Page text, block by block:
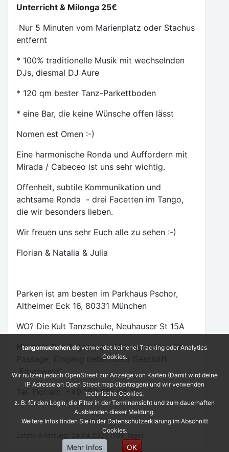
Unterricht & Milonga 25€
Nur 5 Minuten vom Marienplatz oder Stachus
entfernt
* 100% traditionelle Musik mit wechselnden
DJs, diesmal DJ Aure
* 120 qm bester Tanz-Parkettboden
* eine Bar, die keine Wünsche offen lässt
Nomen est Omen :-)
Eine harmonische Ronda und Auffordern mit
Mirada / Cabeceo ist uns sehr wichtig.
Offenheit, subtile Kommunikation und
achtsame Ronda - drei Facetten im Tango,
die wir besonders lieben.
Wir freuen uns sehr Euch alle zu sehen :-)
Florian & Natalia & Julia
Parken ist am besten im Parkhaus Pschor,
Altheimer Eck 16, 80331 München
WO? Die Kult Tanzschule, Neuhauser St 15A
HinweisDer Zugang zur Milonga ist in der
Passage, Eingang neben dem Geschäft
„Elbenwald“
Tel. Florian: +49 163 615 44 77
Letzte Änderung: 24.04.2026 (108 Tage)
tangomuenchen.de verwendet keinerlei Tracking oder Analytics
Cookies.
Wir nutzen jedoch OpenStreet zur Anzeige von Karten (Damit wird deine
IP Adresse an Open Street map übertragen) und wir verwenden
technische Cookies:
z. B. für den Login, die Filter in der Terminansicht und zum dauerhaften
Ausblenden dieser Meldung.
Weitere Infos finden Sie in der Datenschutzerklärung im Abschnitt
Cookies.
Mehr Infos OK